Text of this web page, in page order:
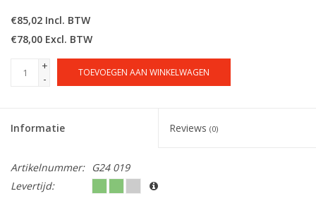
€85,02 Incl. BTW
€78,00 Excl. BTW
+
-
TOEVOEGEN AAN WINKELWAGEN
Informatie Reviews (0)
Artikelnummer:
G24 019
Levertijd: